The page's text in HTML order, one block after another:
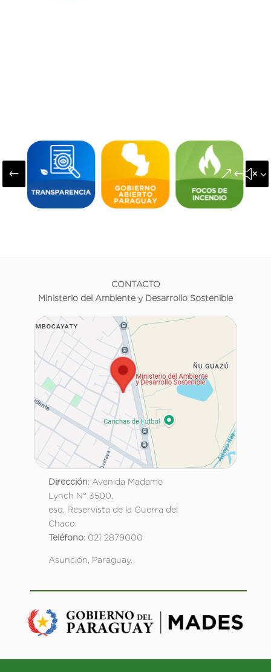
#
CONTACTO
Ministerio del Ambiente y Desarrollo Sostenible
Dirección: Avenida Madame
Lynch N° 3500.
esq. Reservista de la Guerra del
Chaco.
Teléfono: 021 2879000
Asunción, Paraguay.